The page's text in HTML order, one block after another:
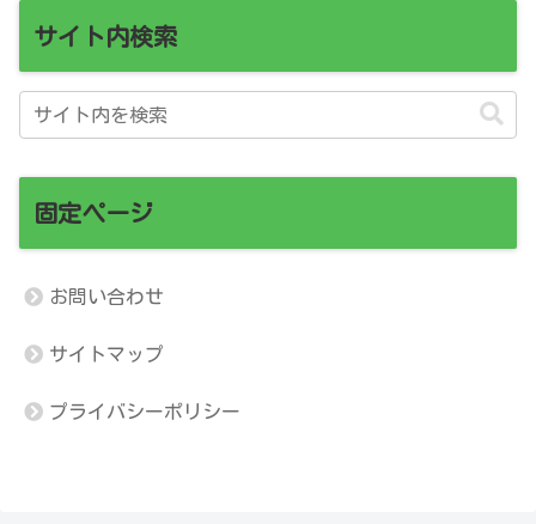
サイト内検索
固定ページ
お問い合わせ
サイトマップ
プライバシーポリシー